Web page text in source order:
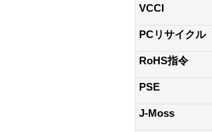
VCCI
PCリサイクル
RoHS指令
PSE
J-Moss